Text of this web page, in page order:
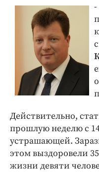
-
Действительно,
прошлую неделю с
устрашающей.
этом выздоровели
жизни девяти